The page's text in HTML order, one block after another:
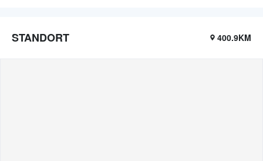
STANDORT 400.9KM